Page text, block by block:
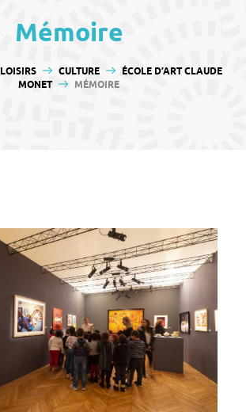
Mémoire
CULTURE
ÉCOLE D’ART CLAUDE
MONET
MÉMOIRE